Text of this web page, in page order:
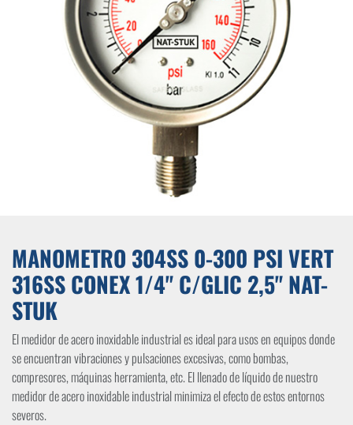
MANOMETRO 304SS 0-300 PSI VERT
316SS CONEX 1/4" C/GLIC 2,5" NAT-
STUK
El medidor de acero inoxidable industrial es ideal para usos en equipos donde
se encuentran vibraciones y pulsaciones excesivas, como bombas,
compresores, máquinas herramienta, etc. El llenado de líquido de nuestro
medidor de acero inoxidable industrial minimiza el efecto de estos entornos
severos.